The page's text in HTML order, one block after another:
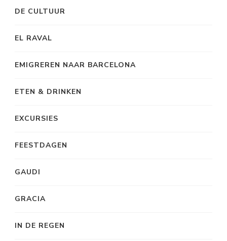
DE CULTUUR
EL RAVAL
EMIGREREN NAAR BARCELONA
ETEN & DRINKEN
EXCURSIES
FEESTDAGEN
GAUDI
GRACIA
IN DE REGEN